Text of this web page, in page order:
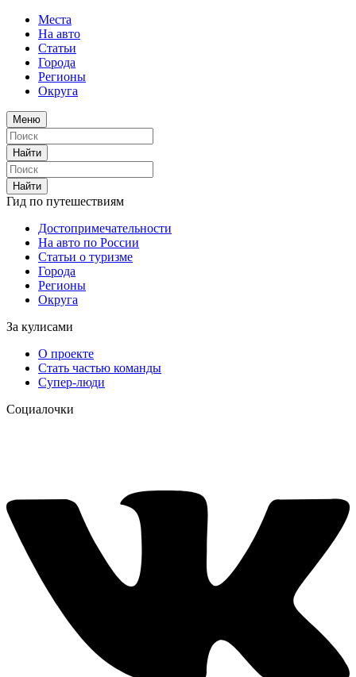
Места
На авто
Статьи
Города
Регионы
Округа
Меню
Найти
Найти
Гид по путешествиям
Достопримечательности
На авто по России
Статьи о туризме
Города
Регионы
Округа
За кулисами
О проекте
Стать частью команды
Супер-люди
Социалочки